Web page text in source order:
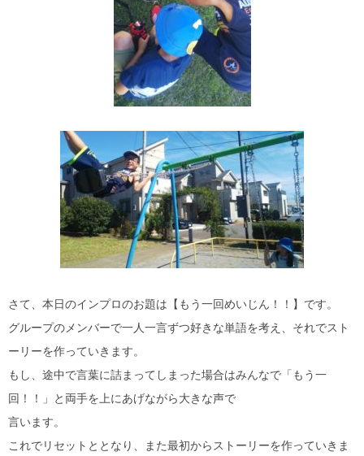
さて、本日のインプロのお題は【もう一回めいじん！！】です。
グループのメンバーで一人一言ずつ好きな単語を考え、それでスト
ーリーを作っていきます。
もし、途中で言葉に詰まってしまった場合はみんなで「もう一
回！！」と両手を上にあげながら大きな声で
言います。
これでリセットととなり、また最初からストーリーを作っていきま